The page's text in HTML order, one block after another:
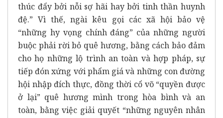
thúc đẩy bởi nỗi sợ hãi hay bởi tinh thần huynh
đệ.” Vì thế, ngài kêu gọi các xã hội bảo vệ
“những hy vọng chính đáng” của những người
buộc phải rời bỏ quê hương, bằng cách bảo đảm
cho họ những lộ trình an toàn và hợp pháp, sự
tiếp đón xứng với phẩm giá và những con đường
hội nhập đích thực, đồng thời cổ võ “quyền được
ở lại” quê hương mình trong hòa bình và an
toàn, bằng việc giải quyết “những nguyên nhân